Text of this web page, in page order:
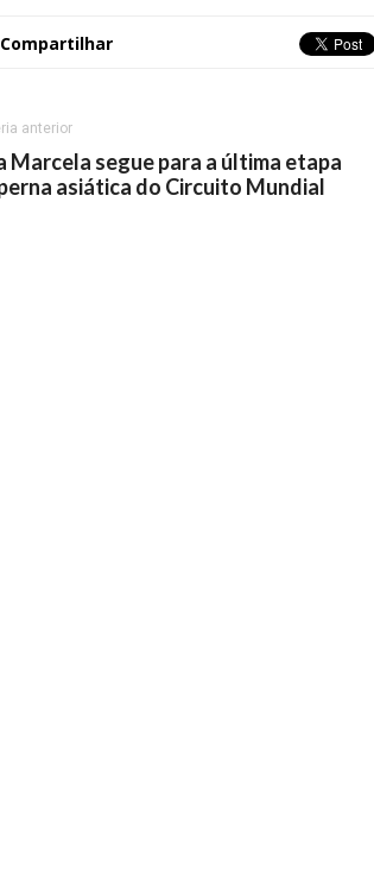
Compartilhar
anterior
Marcela segue para a última etapa
asiática do Circuito Mundial